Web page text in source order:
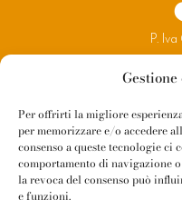
Gestione
Per offrirti la migliore
per memorizzare e/o accedere
consenso a queste tecnologie
comportamento di navigazione
la revoca del consenso può
e funzioni.
P.